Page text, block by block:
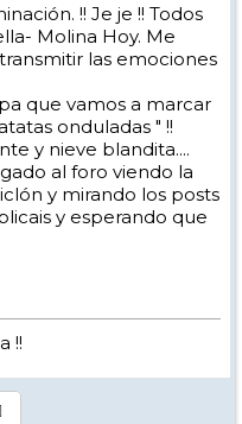
!! Je je !! Todos
Molina Hoy. Me
las emociones
que vamos a marcar
onduladas " !!
y nieve blandita....
al foro viendo la
y mirando los posts
y esperando que
!!